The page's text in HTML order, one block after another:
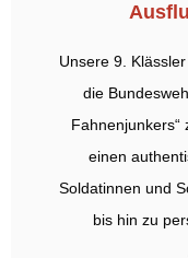
Unsere 9.
die
Fahnenjunkers“
einen
Soldatinnen und
bis hin zu